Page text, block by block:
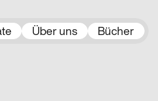
Über uns Bücher